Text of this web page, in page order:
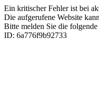
Ein kritischer Fehler ist bei
Die aufgerufene Website
Bitte melden Sie die
ID: 6a776f9b92733